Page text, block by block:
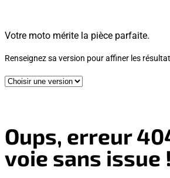
Votre moto mérite la pièce parfaite.
Renseignez sa version pour affiner les
Oups, erreur
voie sans issue !